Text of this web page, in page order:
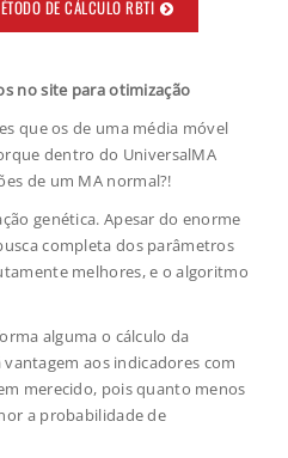
DE CÁLCULO RBTI
no site para otimização
que os de uma média móvel
dentro do UniversalMA
de um MA normal?!
genética. Apesar do enorme
completa dos parâmetros
melhores, e o algoritmo
alguma o cálculo da
aos indicadores com
merecido, pois quanto menos
a probabilidade de